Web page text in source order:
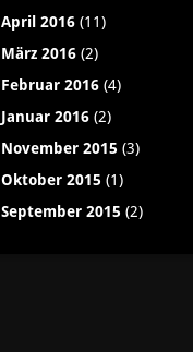
April 2016(11)
März 2016(2)
Februar 2016(4)
Januar 2016(2)
November 2015 (3)
Oktober 2015 (1)
September 2015 (2)